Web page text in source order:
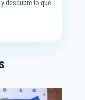
descubre lo que